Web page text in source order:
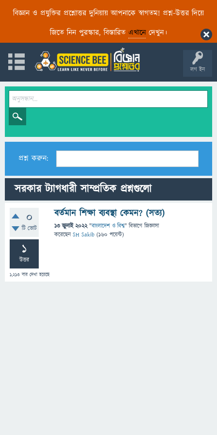
বিজ্ঞান ও প্রযুক্তির প্রশ্নোত্তর দুনিয়ায় আপনাকে স্বাগতম! প্রশ্ন-উত্তর দিয়ে
জিতে নিন পুরস্কার, বিস্তারিত এখানেদেখুন।
লগ ইন
প্রশ্ন করুন:
সরকার ট্যাগধারী সাম্প্রতিক প্রশ্নগুলো
0
টি ভোট
1
উত্তর
1,213 বার দেখা হয়েছে
বর্তমান শিক্ষা ব্যবস্থা কেমন? (সত্য)
13 জুলাই 2022 "বাংলাদেশ ও বিশ্ব" বিভাগে জিজ্ঞাসা
করেছেনSH Sakib (160 পয়েন্ট)